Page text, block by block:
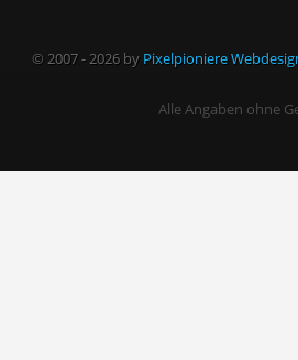
© 2007 - 2026 by Pixelpioniere
Alle Angaben ohne